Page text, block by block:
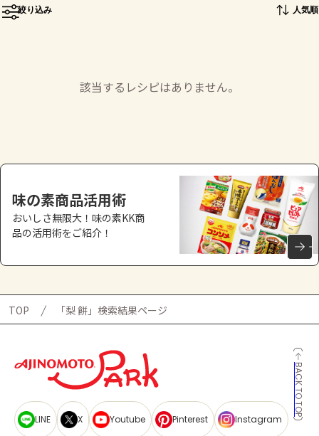
トーク
お買い物
AJINOMOTO PARK とは
絞り込み 人気順
該当するレシピはありません。
味の素商品活用術
おいしさ無限大！味の素KK商
品の活用術をご紹介！
TOP 「梨 餅」検索結果ページ
BACK TO TOP
LINE X Youtube Pinterest Instagram